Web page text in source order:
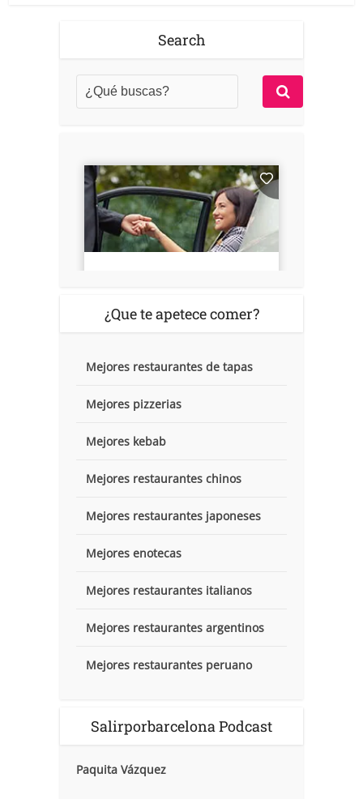
Search
¿Que te apetece comer?
Mejores restaurantes de tapas
Mejores pizzerias
Mejores kebab
Mejores restaurantes chinos
Mejores restaurantes japoneses
Mejores enotecas
Mejores restaurantes italianos
Mejores restaurantes argentinos
Mejores restaurantes peruano
Salirporbarcelona Podcast
Paquita Vázquez